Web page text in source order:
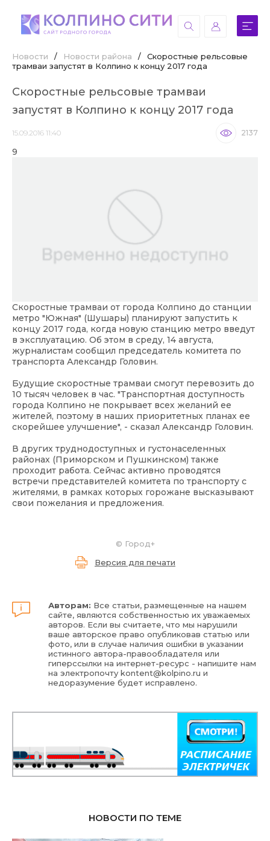
Новости / Новости района /
Скоростные рельсовые
трамваи запустят в Колпино к концу 2017 года
Скоростные рельсовые трамваи
запустят в Колпино к концу 2017 года
15.09.2016 11:40 2137
9
Скоростные трамваи от города Колпино до станции
метро "Южная" (Шушары) планируют запустить к
концу 2017 года, когда новую станцию метро введут
в эксплуатацию. Об этом в среду, 14 августа,
журналистам сообщил председатель комитета по
транспорта Александр Головин.
Будущие скоростные трамваи смогут перевозить до
10 тысяч человек в час. "Транспортная доступность
города Колпино не покрывает всех желаний ее
жителей, поэтому в наших приоритетных планах ее
скорейшее улучшение", - сказал Александр Головин.
В других труднодоступных и густонаселенных
районах (Приморском и Пушкинском) также
проходит работа. Сейчас активно проводятся
встречи представителей комитета по транспорту с
жителями, в рамках которых горожане высказывают
свои пожелания и предложения.
© Город+
Версия для печати
Авторам: Все статьи, размещенные на нашем
сайте, являются собственностью их уважаемых
авторов. Если вы считаете, что мы нарушили
ваше авторское право опубликовав статью или
фото, или в случае наличия ошибки в указании
истинного автора-правообладателя или
гиперссылки на интернет-ресурс - напишите нам
на электропочтуkontent@kolpino.ru и
недоразумение будет исправлено.
НОВОСТИ ПО ТЕМЕ